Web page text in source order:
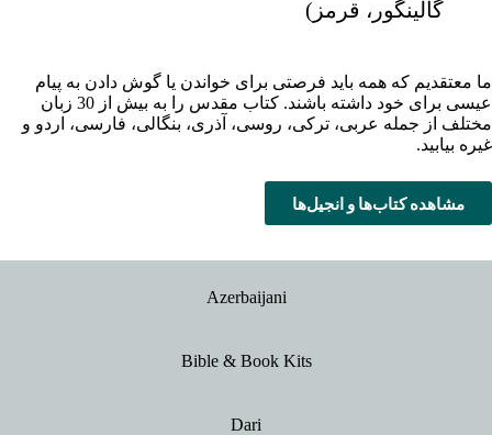
گالینگور، قرمز)
ما معتقدیم که همه باید فرصتی برای خواندن یا گوش دادن به پیام
عیسی برای خود داشته باشند. کتاب مقدس را به بیش از 30 زبان
مختلف از جمله عربی، ترکی، روسی، آذری، بنگالی، فارسی، اردو و
غیره بیابید.
مشاهده کتاب‌ها و انجیل‌ها
Azerbaijani
Bible & Book Kits
Dari